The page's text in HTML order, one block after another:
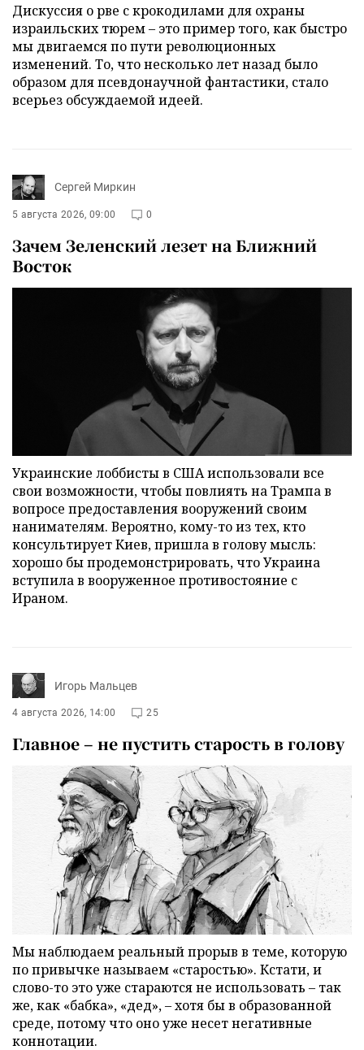
Дискуссия о рве с крокодилами для охраны
израильских тюрем – это пример того, как быстро
мы двигаемся по пути революционных
изменений. То, что несколько лет назад было
образом для псевдонаучной фантастики, стало
всерьез обсуждаемой идеей.
Сергей Миркин
5 августа 2026, 09:00 0
Зачем Зеленский лезет на Ближний
Восток
Украинские лоббисты в США использовали все
свои возможности, чтобы повлиять на Трампа в
вопросе предоставления вооружений своим
нанимателям. Вероятно, кому-то из тех, кто
консультирует Киев, пришла в голову мысль:
хорошо бы продемонстрировать, что Украина
вступила в вооруженное противостояние с
Ираном.
Игорь Мальцев
4 августа 2026, 14:00 25
Главное – не пустить старость в голову
Мы наблюдаем реальный прорыв в теме, которую
по привычке называем «старостью». Кстати, и
слово-то это уже стараются не использовать – так
же, как «бабка», «дед», – хотя бы в образованной
среде, потому что оно уже несет негативные
коннотации.